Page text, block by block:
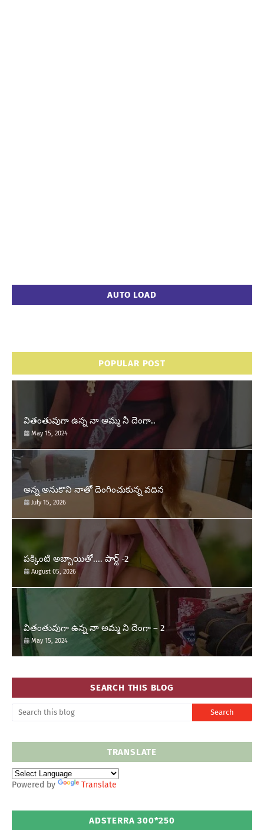
AUTO LOAD
POPULAR POST
వితంతువుగా ఉన్న నా అమ్మ నీ దెంగా..
May 15, 2024
అన్న అనుకొని నాతో దెంగించుకున్న వదిన
July 15, 2026
పక్కింటి అబ్బాయితో.... పార్ట్ -2
August 05, 2026
వితంతువుగా ఉన్న నా అమ్మ ని దెంగా – 2
May 15, 2024
SEARCH THIS BLOG
TRANSLATE
Powered by Translate
ADSTERRA 300*250